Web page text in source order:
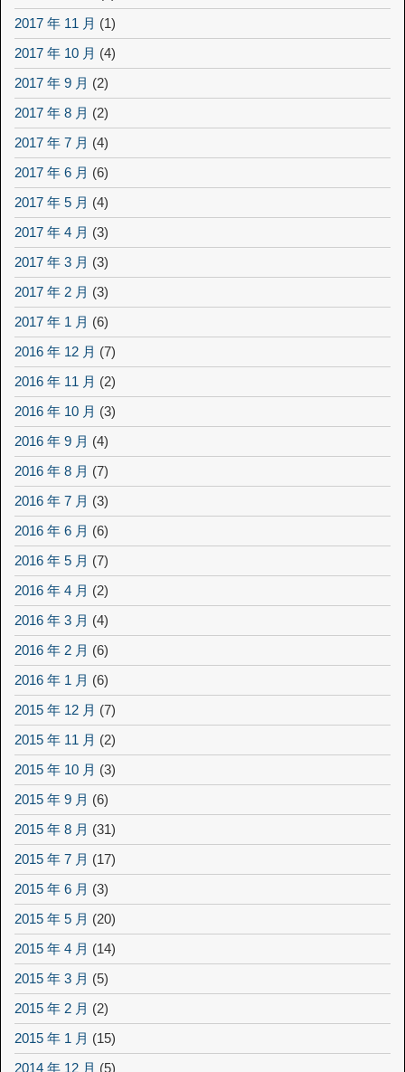
2017 年 11 月 (1)
2017 年 10 月 (4)
2017 年 9 月 (2)
2017 年 8 月 (2)
2017 年 7 月 (4)
2017 年 6 月 (6)
2017 年 5 月 (4)
2017 年 4 月 (3)
2017 年 3 月 (3)
2017 年 2 月 (3)
2017 年 1 月 (6)
2016 年 12 月 (7)
2016 年 11 月 (2)
2016 年 10 月 (3)
2016 年 9 月 (4)
2016 年 8 月 (7)
2016 年 7 月 (3)
2016 年 6 月 (6)
2016 年 5 月 (7)
2016 年 4 月 (2)
2016 年 3 月 (4)
2016 年 2 月 (6)
2016 年 1 月 (6)
2015 年 12 月 (7)
2015 年 11 月 (2)
2015 年 10 月 (3)
2015 年 9 月 (6)
2015 年 8 月 (31)
2015 年 7 月 (17)
2015 年 6 月 (3)
2015 年 5 月 (20)
2015 年 4 月 (14)
2015 年 3 月 (5)
2015 年 2 月 (2)
2015 年 1 月 (15)
2014 年 12 月 (5)